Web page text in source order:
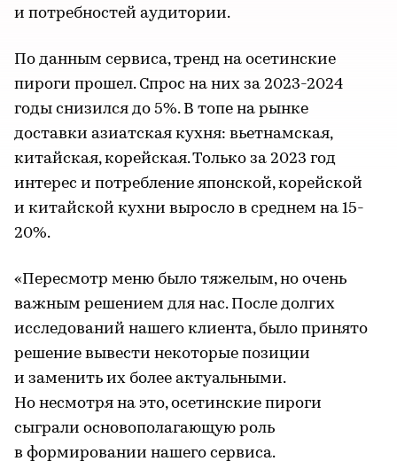
и потребностей аудитории.
По данным сервиса, тренд на осетинские
пироги прошел. Спрос на них за 2023-2024
годы снизился до 5%. В топе на рынке
доставки азиатская кухня: вьетнамская,
китайская, корейская. Только за 2023 год
интерес и потребление японской, корейской
и китайской кухни выросло в среднем на 15-
20%.
«Пересмотр меню было тяжелым, но очень
важным решением для нас. После долгих
исследований нашего клиента, было принято
решение вывести некоторые позиции
и заменить их более актуальными.
Но несмотря на это, осетинские пироги
сыграли основополагающую роль
в формировании нашего сервиса.